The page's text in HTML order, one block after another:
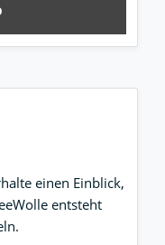
einen Einblick,
entsteht